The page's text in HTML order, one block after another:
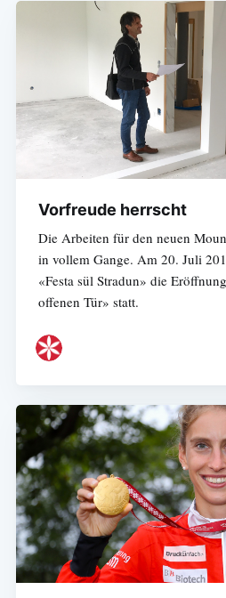
Vorfreude herrscht
Die Arbeiten für den neuen
in vollem Gange. Am 20. Juli
«Festa sül Stradun» die
offenen Tür» statt.